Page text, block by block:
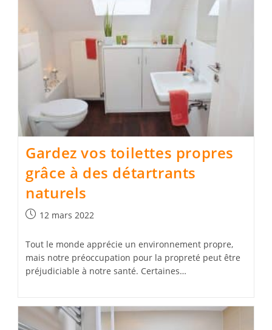
Gardez vos toilettes propres
grâce à des détartrants
naturels
Publication
12 mars 2022
Tout le monde apprécie un environnement propre,
mais notre préoccupation pour la propreté peut être
préjudiciable à notre santé. Certaines…